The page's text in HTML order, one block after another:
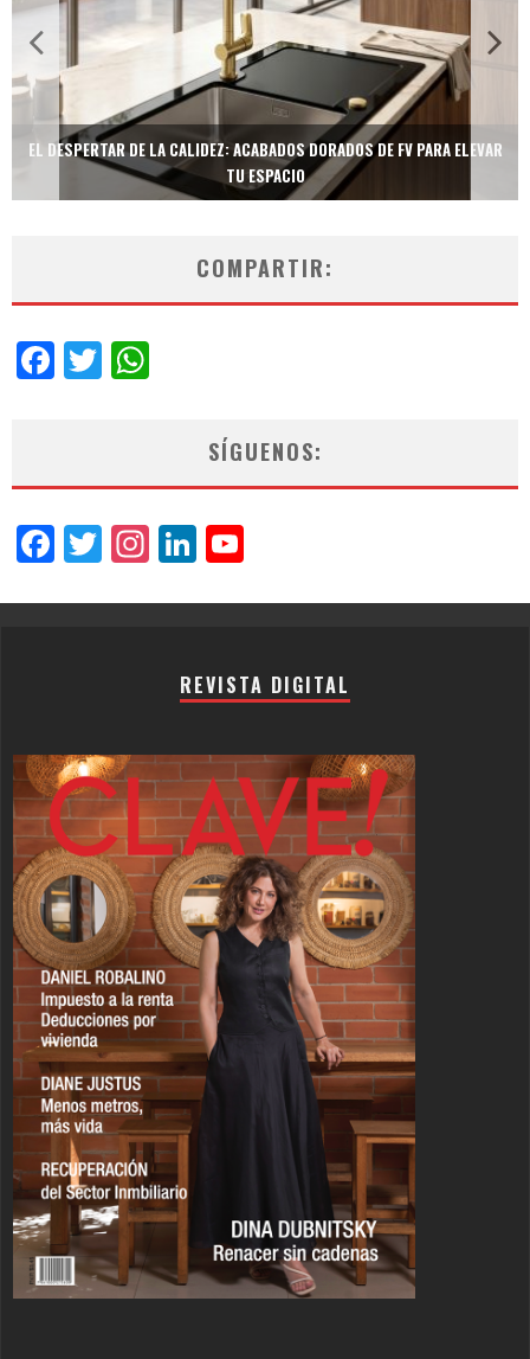
EL DESPERTAR DE LA CALIDEZ: ACABADOS DORADOS DE FV PARA ELEVAR
TU ESPACIO
COMPARTIR:
Facebook
Twitter
SÍGUENOS:
Facebook
Twitter
Instagram
LinkedIn
REVISTA DIGITAL